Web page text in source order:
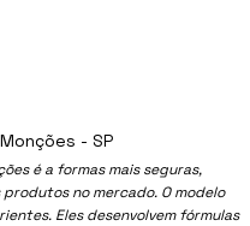
é a formas mais seguras,
no mercado. O modelo
Eles desenvolvem fórmulas
- SP